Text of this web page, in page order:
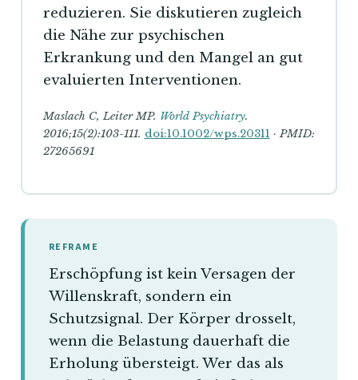
reduzieren. Sie diskutieren zugleich
die Nähe zur psychischen
Erkrankung und den Mangel an gut
evaluierten Interventionen.
Maslach C, Leiter MP. World Psychiatry.
2016;15(2):103-111. doi:10.1002/wps.20311 · PMID:
27265691
REFRAME
Erschöpfung ist kein Versagen der
Willenskraft, sondern ein
Schutzsignal. Der Körper drosselt,
wenn die Belastung dauerhaft die
Erholung übersteigt. Wer das als